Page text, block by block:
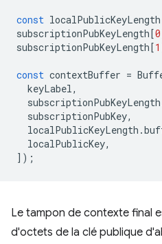
const localPublicKeyLength
subscriptionPubKeyLength [0
subscriptionPubKeyLength [1
const contextBuffer =
keyLabel,
subscriptionPubKeyLength
subscriptionPubKey,
localPublicKeyLength .
localPublicKey,
]);
Le tampon de contexte final
d'octets de la clé publique